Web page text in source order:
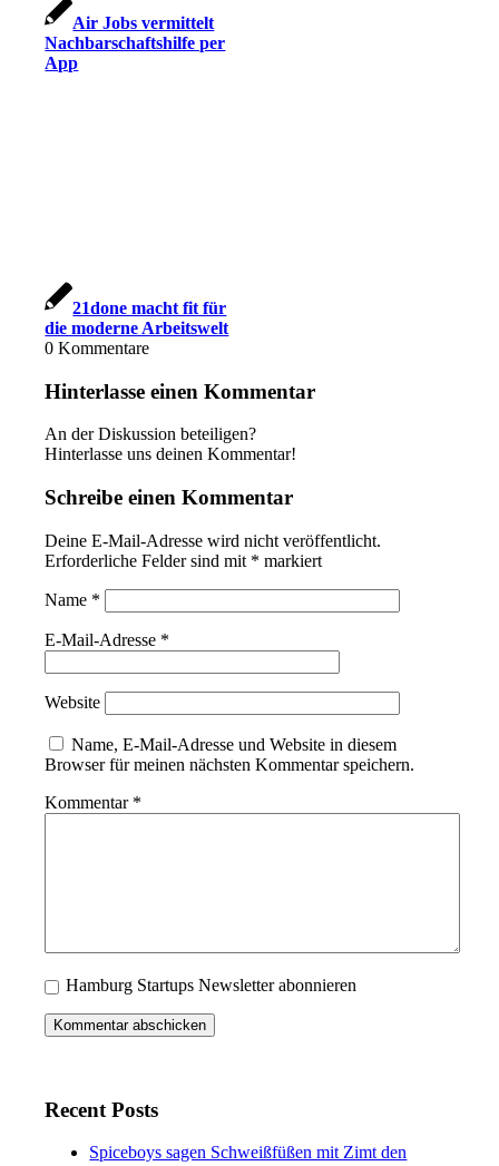
Air Jobs vermittelt
Nachbarschaftshilfe per
App
21done macht fit für
die moderne Arbeitswelt
0 Kommentare
Hinterlasse einen Kommentar
An der Diskussion beteiligen?
Hinterlasse uns deinen Kommentar!
Schreibe einen Kommentar
Deine E-Mail-Adresse wird nicht veröffentlicht.
Erforderliche Felder sind mit * markiert
Name *
E-Mail-Adresse *
Website
Name, E-Mail-Adresse und Website in diesem
Browser für meinen nächsten Kommentar speichern.
Kommentar *
Hamburg Startups Newsletter abonnieren
Recent Posts
Spiceboys sagen Schweißfüßen mit Zimt den